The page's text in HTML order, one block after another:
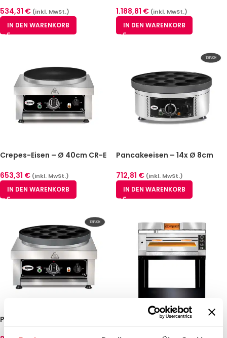
534,31 € (inkl. MwSt.)
IN DEN WARENKORB
1.188,81 € (inkl. MwSt.)
IN DEN WARENKORB
Crepes-Eisen – Ø 40cm CR-E
653,31 € (inkl. MwSt.)
IN DEN WARENKORB
Pancakeeisen – 14x Ø 8cm
712,81 € (inkl. MwSt.)
IN DEN WARENKORB
Pancakeeisen – 14x Ø 8cm
Pizzaofen – 9x Ø 35 cm | 12